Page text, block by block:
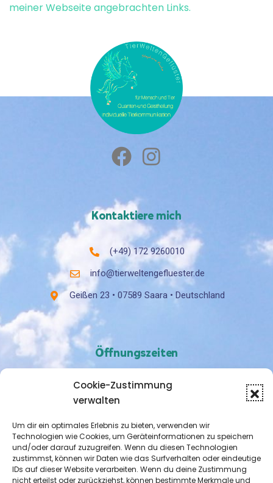
Cookie-Zustimmung
verwalten
Um dir ein optimales Erlebnis zu bieten, verwenden wir
Technologien wie Cookies, um Geräteinformationen zu speichern
und/oder darauf zuzugreifen. Wenn du diesen Technologien
zustimmst, können wir Daten wie das Surfverhalten oder eindeutige
IDs auf dieser Website verarbeiten. Wenn du deine Zustimmung
nicht erteilst oder zurückziehst, können bestimmte Merkmale und
meiner Webseite angebrachten Links.
Kontaktiere mich
(+49) 172 9260010
info@tierweltengefluester.de
Geißen 23 • 07589 Saara • Deutschland
Öffnungszeiten
Nach Vereinbarung